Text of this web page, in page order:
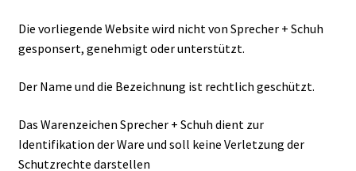
Die vorliegende Website wird nicht von Sprecher + Schuh
gesponsert, genehmigt oder unterstützt.
Der Name und die Bezeichnung ist rechtlich geschützt.
Das Warenzeichen Sprecher + Schuh dient zur
Identifikation der Ware und soll keine Verletzung der
Schutzrechte darstellen